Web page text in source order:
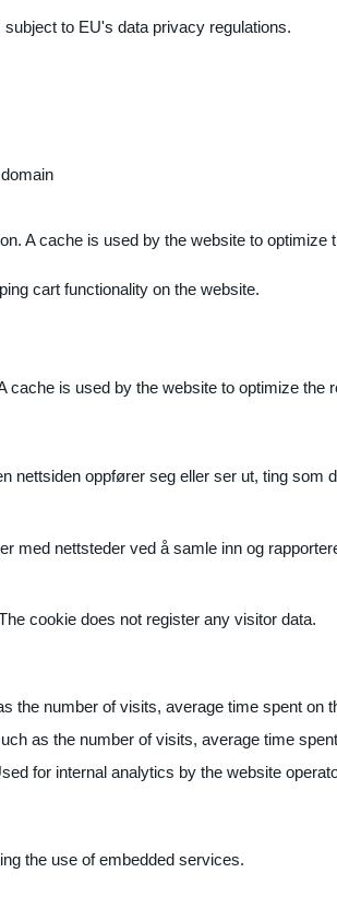
to EU's data privacy regulations.
A cache is used by the website to
cart functionality on the website.
is used by the website to optimize
oppfører seg eller ser ut, ting som
med nettsteder ved å samle inn og
cookie does not register any visitor data.
number of visits, average time spent on
as the number of visits, average time
for internal analytics by the website
the use of embedded services.